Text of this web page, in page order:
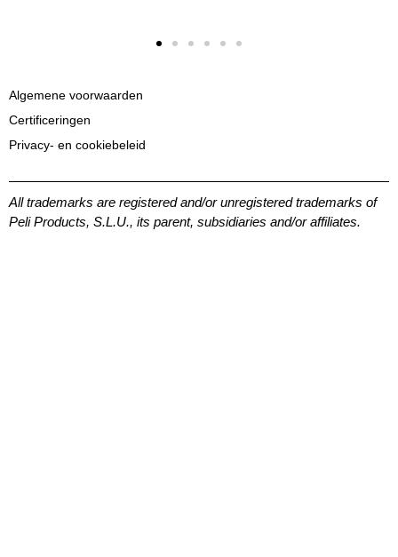
Algemene voorwaarden
Certificeringen
Privacy- en cookiebeleid
All trademarks are registered and/or unregistered trademarks of
Peli Products, S.L.U., its parent, subsidiaries and/or affiliates.